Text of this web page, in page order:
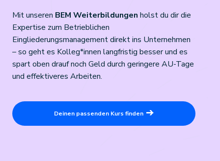
Mit unseren BEM Weiterbildungen holst du dir die
Expertise zum Betrieblichen
Eingliederungsmanagement direkt ins Unternehmen
– so geht es Kolleg*innen langfristig besser und es
spart oben drauf noch Geld durch geringere AU-Tage
und effektiveres Arbeiten.
Deinen passenden Kurs finden